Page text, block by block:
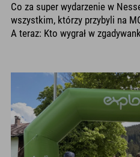
Co za super wydarzenie w
wszystkim, którzy przybyli na
A teraz: Kto wygrał w